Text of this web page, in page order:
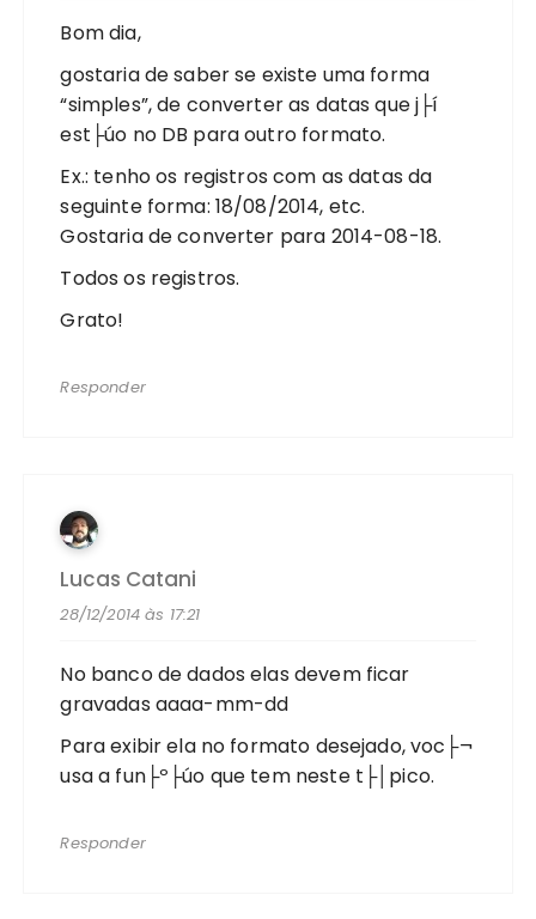
Bom dia,
gostaria de saber se existe uma forma
“simples”, de converter as datas que j├í
est├úo no DB para outro formato.
Ex.: tenho os registros com as datas da
seguinte forma: 18/08/2014, etc.
Gostaria de converter para 2014-08-18.
Todos os registros.
Grato!
Responder
Lucas Catani
28/12/2014 às 17:21
No banco de dados elas devem ficar
gravadas aaaa-mm-dd
Para exibir ela no formato desejado, voc├¬
usa a fun├º├úo que tem neste t├│pico.
Responder